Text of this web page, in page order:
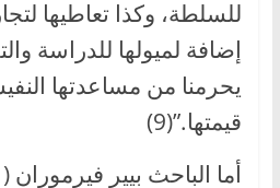
للسلطة، وكذا تعاطيها
إضافة لميولها للدراسة
يحرمنا من مساعدتها
قيمتها.”(9)